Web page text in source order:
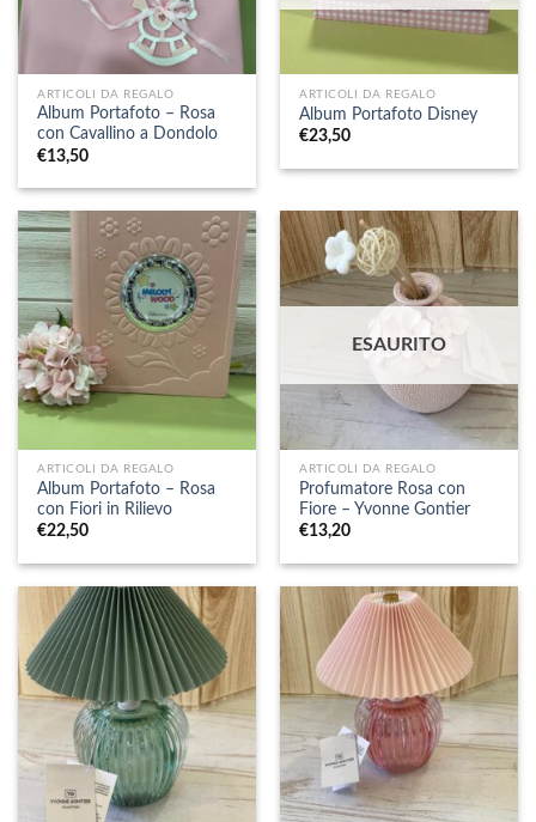
ARTICOLI DA REGALO
Album Portafoto – Rosa
con Cavallino a Dondolo
€13,50
ARTICOLI DA REGALO
Album Portafoto Disney
€23,50
ARTICOLI DA REGALO
Album Portafoto – Rosa
con Fiori in Rilievo
€22,50
ESAURITO
ARTICOLI DA REGALO
Profumatore Rosa con
Fiore – Yvonne Gontier
€13,20